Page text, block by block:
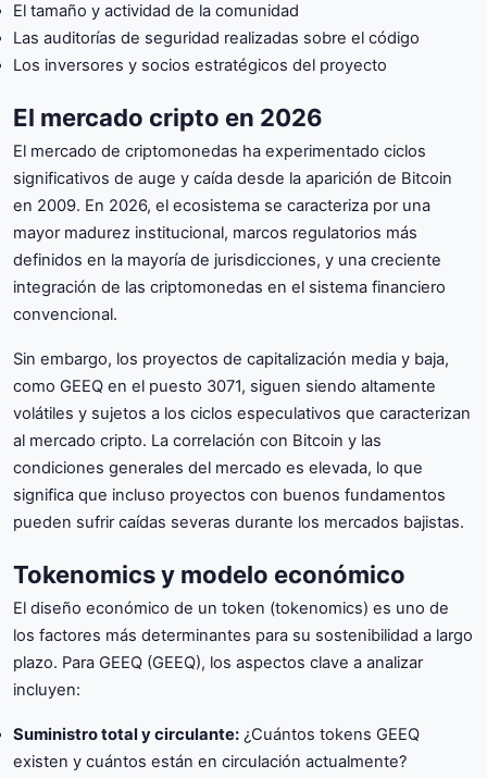
El tamaño y actividad de la comunidad
Las auditorías de seguridad realizadas sobre el código
Los inversores y socios estratégicos del proyecto
El mercado cripto en 2026
El mercado de criptomonedas ha experimentado ciclos
significativos de auge y caída desde la aparición de Bitcoin
en 2009. En 2026, el ecosistema se caracteriza por una
mayor madurez institucional, marcos regulatorios más
definidos en la mayoría de jurisdicciones, y una creciente
integración de las criptomonedas en el sistema financiero
convencional.
Sin embargo, los proyectos de capitalización media y baja,
como GEEQ en el puesto 3071, siguen siendo altamente
volátiles y sujetos a los ciclos especulativos que caracterizan
al mercado cripto. La correlación con Bitcoin y las
condiciones generales del mercado es elevada, lo que
significa que incluso proyectos con buenos fundamentos
pueden sufrir caídas severas durante los mercados bajistas.
Tokenomics y modelo económico
El diseño económico de un token (tokenomics) es uno de
los factores más determinantes para su sostenibilidad a largo
plazo. Para GEEQ (GEEQ), los aspectos clave a analizar
incluyen:
Suministro total y circulante: ¿Cuántos tokens GEEQ
existen y cuántos están en circulación actualmente?